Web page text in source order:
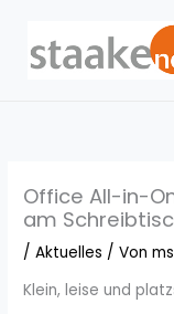
springen
Office All-in-
am
/Aktuelles / Von
Klein, leise und